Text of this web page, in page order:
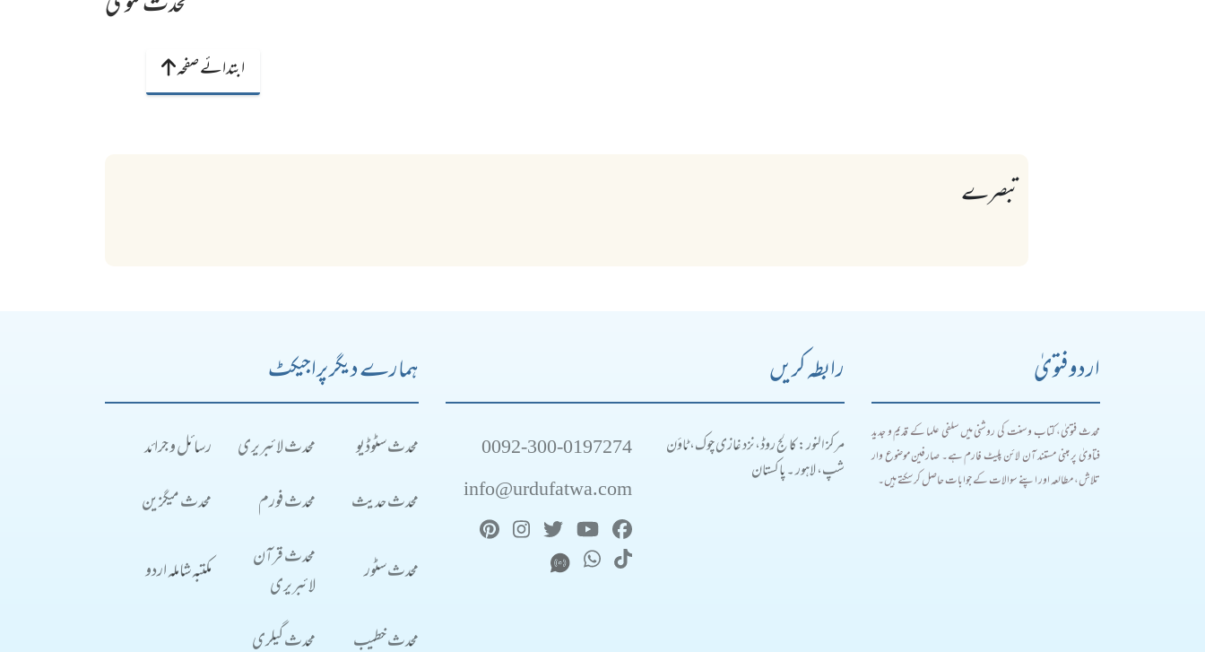
ابتدائے صفحہ
تبصرے
اردو فتویٰ
محدث فتویٰ، کتاب و سنت کی روشنی میں سلفی علما کے قدیم و جدید
فتاویٰ پر مبنی مستند آن لائن پلیٹ فارم ہے۔ صارفین موضوع وار
تلاش، مطالعہ اور اپنے سوالات کے جوابات حاصل کر سکتے ہیں۔
رابطہ کریں
مرکز النور: کالج روڈ، نزد غازی چوک، ٹاؤن
شپ، لاہور ۔ پاکستان
0092-300-0197274
info@urdufatwa.com
ہمارے دیگر پراجیکٹ
محدث سٹوڈیو محدث لائبریری
رسائل و جرائد
محدث حدیث
محدث فورم محدث میگزین
محدث سٹور
محدث قرآن
لائبریری
مکتبہ شاملہ اردو
محدث خطیب محدث گیلری